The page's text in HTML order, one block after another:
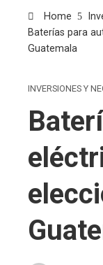
Home
Baterías para
Guatemala
INVERSIONES Y